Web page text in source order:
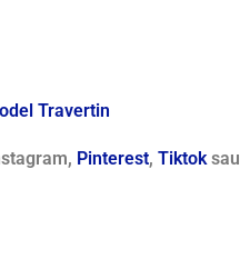
Travertin
Pinterest, Tiktoksau